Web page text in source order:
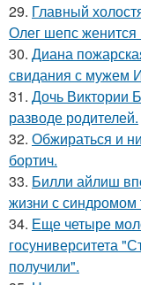
29. Главный
Олег шепс
30. Диана
свидания с мужем
31. Дочь Виктории
разводе родителей.
32. Обжираться и
бортич.
33. Билли айлиш
жизни с синдромом
34. Еще четыре
госуниверситета
получили".